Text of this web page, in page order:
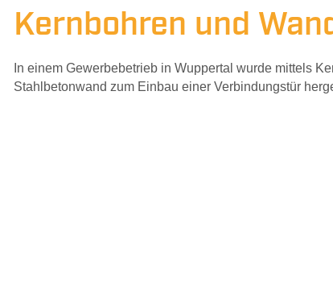
Kernbohren und
In einem Gewerbebetrieb in Wuppertal wurde mittels
Stahlbetonwand zum Einbau einer Verbindungstür